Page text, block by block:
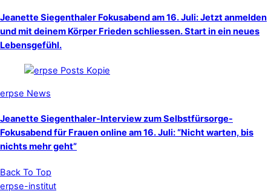
Jeanette Siegenthaler Fokusabend am 16. Juli: Jetzt anmelden
und mit deinem Körper Frieden schliessen. Start in ein neues
Lebensgefühl.
erpse News
Jeanette Siegenthaler-Interview zum Selbstfürsorge-
Fokusabend für Frauen online am 16. Juli: “Nicht warten, bis
nichts mehr geht”
Back To Top
erpse-institut